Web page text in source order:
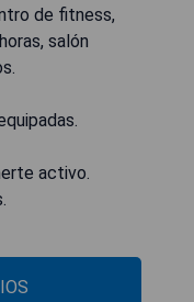
de fitness,
salón
activo.